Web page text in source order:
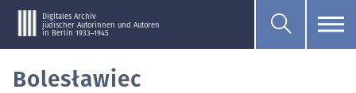
Digitales Archiv
jüdischer Autorinnen und Autoren
in Berlin 1933–1945
Bolesławiec